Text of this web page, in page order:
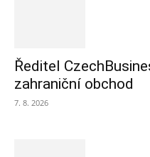
Ředitel
zahraniční obchod
7. 8. 2026